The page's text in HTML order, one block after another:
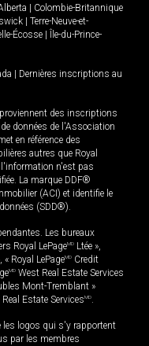
Colombie-Britannique
Terre-Neuve-et-
Écosse
Île-du-Prince-
Dernières inscriptions au
des inscriptions
données de l'Association
en référence des
autres que Royal
l'information n'est pas
La marque DDF®
(ACI) et identifie le
(SDD®).
Les bureaux
Royal LePageMD Ltée »,
« Royal LePageMD Credit
MD West Real Estate Services
Mont-Tremblant »
Estate ServicesMD.
les logos qui s'y rapportent
par les membres